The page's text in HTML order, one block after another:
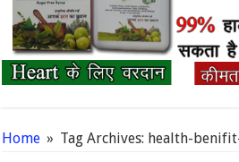
Home » Tag Archives: health-